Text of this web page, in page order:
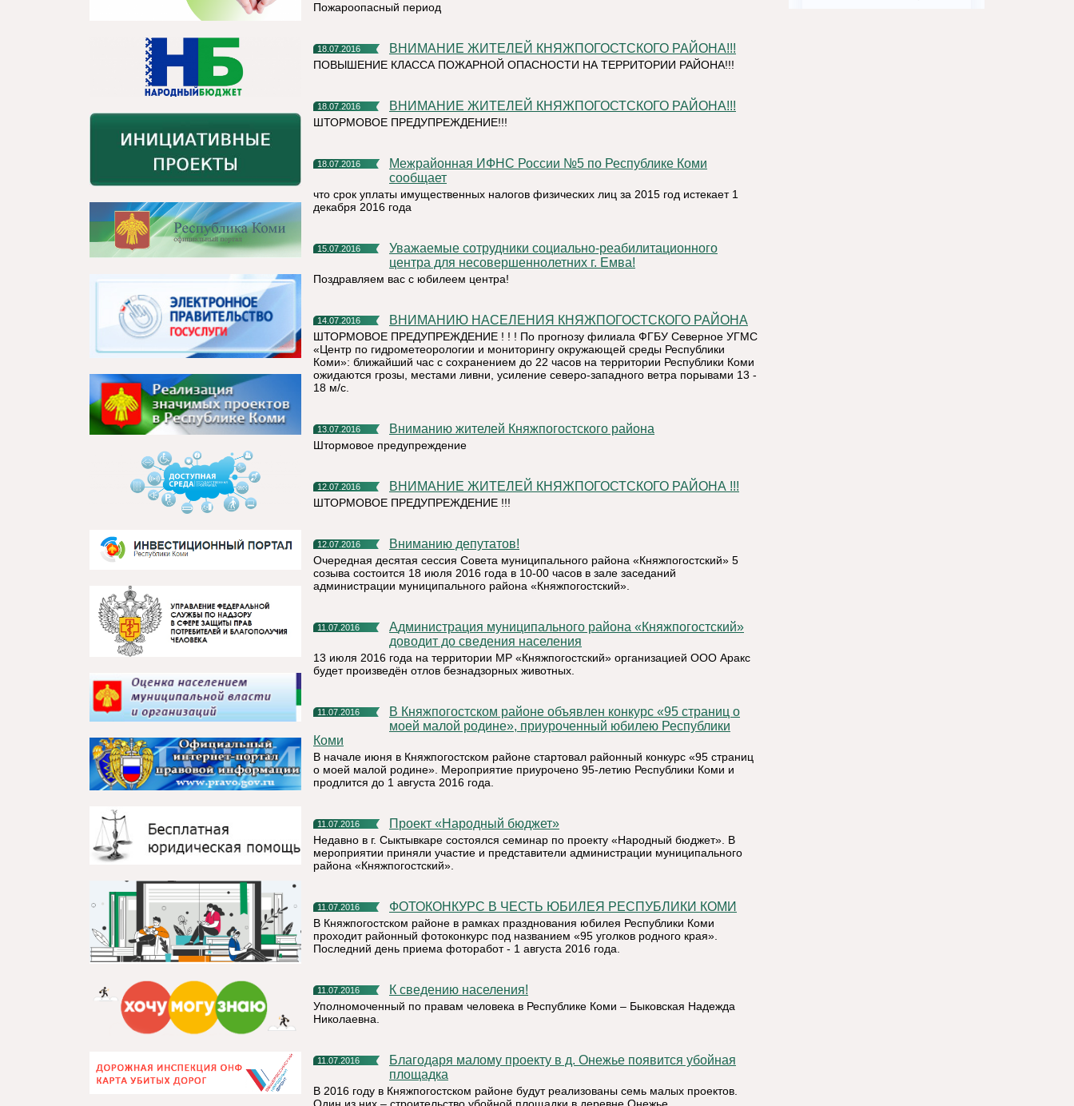
Пожароопасный период
18.07.2016 ВНИМАНИЕ ЖИТЕЛЕЙ КНЯЖПОГОСТСКОГО РАЙОНА!!!
ПОВЫШЕНИЕ КЛАССА ПОЖАРНОЙ ОПАСНОСТИ НА ТЕРРИТОРИИ РАЙОНА!!!
18.07.2016 ВНИМАНИЕ ЖИТЕЛЕЙ КНЯЖПОГОСТСКОГО РАЙОНА!!!
ШТОРМОВОЕ ПРЕДУПРЕЖДЕНИЕ!!!
18.07.2016
Межрайонная ИФНС России №5 по Республике Коми
сообщает
что срок уплаты имущественных налогов физических лиц за 2015 год истекает 1
декабря 2016 года
15.07.2016
Уважаемые сотрудники социально-реабилитационного
центра для несовершеннолетних г. Емва!
Поздравляем вас с юбилеем центра!
14.07.2016 ВНИМАНИЮ НАСЕЛЕНИЯ КНЯЖПОГОСТСКОГО РАЙОНА
ШТОРМОВОЕ ПРЕДУПРЕЖДЕНИЕ ! ! ! По прогнозу филиала ФГБУ Северное УГМС
«Центр по гидрометеорологии и мониторингу окружающей среды Республики
Коми»: ближайший час с сохранением до 22 часов на территории Республики Коми
ожидаются грозы, местами ливни, усиление северо-западного ветра порывами 13 -
18 м/с.
13.07.2016 Вниманию жителей Княжпогостского района
Штормовое предупреждение
12.07.2016 ВНИМАНИЕ ЖИТЕЛЕЙ КНЯЖПОГОСТСКОГО РАЙОНА !!!
ШТОРМОВОЕ ПРЕДУПРЕЖДЕНИЕ !!!
12.07.2016 Вниманию депутатов!
Очередная десятая сессия Совета муниципального района «Княжпогостский» 5
созыва состоится 18 июля 2016 года в 10-00 часов в зале заседаний
администрации муниципального района «Княжпогостский».
11.07.2016
Администрация муниципального района «Княжпогостский»
доводит до сведения населения
13 июля 2016 года на территории МР «Княжпогостский» организацией ООО Аракс
будет произведён отлов безнадзорных животных.
11.07.2016
В Княжпогостском районе объявлен конкурс «95 страниц о
моей малой родине», приуроченный юбилею Республики
Коми
В начале июня в Княжпогостском районе стартовал районный конкурс «95 страниц
о моей малой родине». Мероприятие приурочено 95-летию Республики Коми и
продлится до 1 августа 2016 года.
11.07.2016 Проект «Народный бюджет»
Недавно в г. Сыктывкаре состоялся семинар по проекту «Народный бюджет». В
мероприятии приняли участие и представители администрации муниципального
района «Княжпогостский».
11.07.2016 ФОТОКОНКУРС В ЧЕСТЬ ЮБИЛЕЯ РЕСПУБЛИКИ КОМИ
В Княжпогостском районе в рамках празднования юбилея Республики Коми
проходит районный фотоконкурс под названием «95 уголков родного края».
Последний день приема фоторабот - 1 августа 2016 года.
11.07.2016 К сведению населения!
Уполномоченный по правам человека в Республике Коми – Быковская Надежда
Николаевна.
11.07.2016
Благодаря малому проекту в д. Онежье появится убойная
площадка
В 2016 году в Княжпогостском районе будут реализованы семь малых проектов.